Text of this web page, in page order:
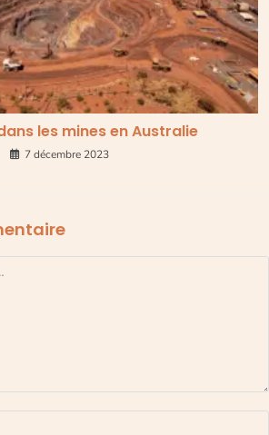
les mines en Australie
7 décembre 2023